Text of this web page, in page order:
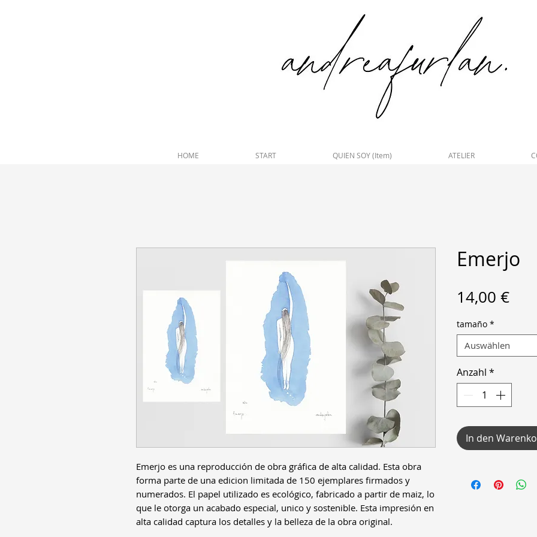
HOME START QUIEN SOY (Item) ATELIER
Emerjo es una reproducción de obra gráfica de alta calidad. Esta obra
forma parte de una edicion limitada de 150 ejemplares firmados y
numerados. El papel utilizado es ecológico, fabricado a partir de maiz, lo
que le otorga un acabado especial, unico y sostenible. Esta impresión en
alta calidad captura los detalles y la belleza de la obra original.
Emerjo
14,00 €Preis
tamaño *
Auswählen
Anzahl *
In den